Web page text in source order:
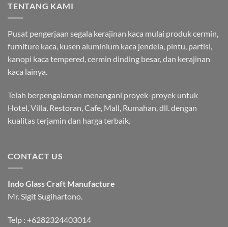
TENTANG KAMI
Pusat pengerjaan segala kerajinan kaca mulai produk cermin,
furniture kaca, kusen aluminium kaca jendela, pintu, partisi,
kanopi kaca tempered, cermin dinding besar, dan kerajinan
kaca lainya.
Telah berpengalaman menangani proyek-proyek untuk
Hotel, Villa, Restoran, Cafe, Mall, Rumahan, dll. dengan
kualitas terjamin dan harga terbaik.
CONTACT US
Indo Glass Craft Manufacture
Mr. Sigit Sugihartono.
Telp : +6282324403014